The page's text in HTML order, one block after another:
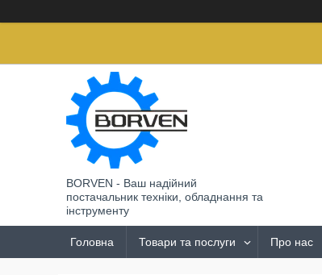
BORVEN - Ваш надійний
постачальник техніки, обладнання та
інструменту
Головна Товари та послуги Про нас